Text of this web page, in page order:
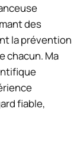
des
la prévention
chacun. Ma
fiable,